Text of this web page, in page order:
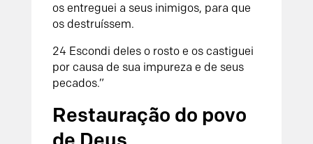
os entreguei a seus inimigos, para que
os destruíssem.
24 Escondi deles o rosto e os castiguei
por causa de sua impureza e de seus
pecados.”
Restauração do povo